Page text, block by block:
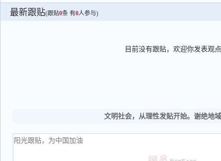
最新跟贴(跟贴0条 有0人参与)
目前没有跟贴，欢迎你发表观点
文明社会，从理性发贴开始。谢绝地